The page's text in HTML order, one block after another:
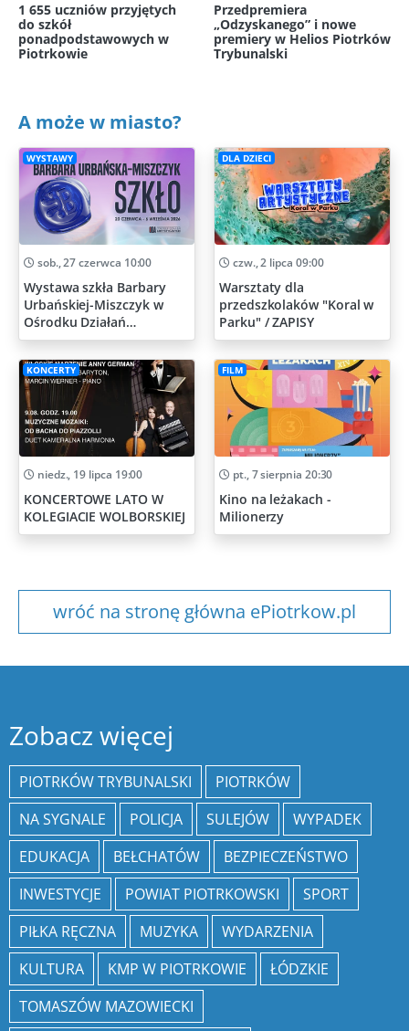
1 655 uczniów przyjętych
do szkół
ponadpodstawowych w
Piotrkowie
Przedpremiera
„Odzyskanego” i nowe
premiery w Helios Piotrków
Trybunalski
A może w miasto?
WYSTAWY
sob., 27 czerwca 10:00
Wystawa szkła Barbary
Urbańskiej-Miszczyk w
Ośrodku Działań
Artystycznych
DLA DZIECI
czw., 2 lipca 09:00
Warsztaty dla
przedszkolaków "Koral w
Parku" / ZAPISY
KONCERTY
niedz., 19 lipca 19:00
KONCERTOWE LATO W
KOLEGIACIE WOLBORSKIEJ
FILM
pt., 7 sierpnia 20:30
Kino na leżakach -
Milionerzy
wróć na stronę główna ePiotrkow.pl
Zobacz więcej
PIOTRKÓW TRYBUNALSKI
PIOTRKÓW
NA SYGNALE
POLICJA SULEJÓW
WYPADEK
EDUKACJA
BEŁCHATÓW
BEZPIECZEŃSTWO
INWESTYCJE
POWIAT PIOTRKOWSKI
SPORT
PIŁKA RĘCZNA
MUZYKA
WYDARZENIA
KULTURA
KMP W PIOTRKOWIE
ŁÓDZKIE
TOMASZÓW MAZOWIECKI